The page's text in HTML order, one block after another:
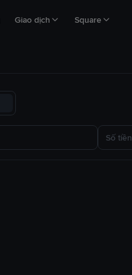
Giao dịch Square